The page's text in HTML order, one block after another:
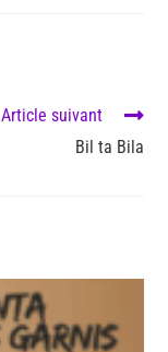
Article suivant
Bil ta Bila